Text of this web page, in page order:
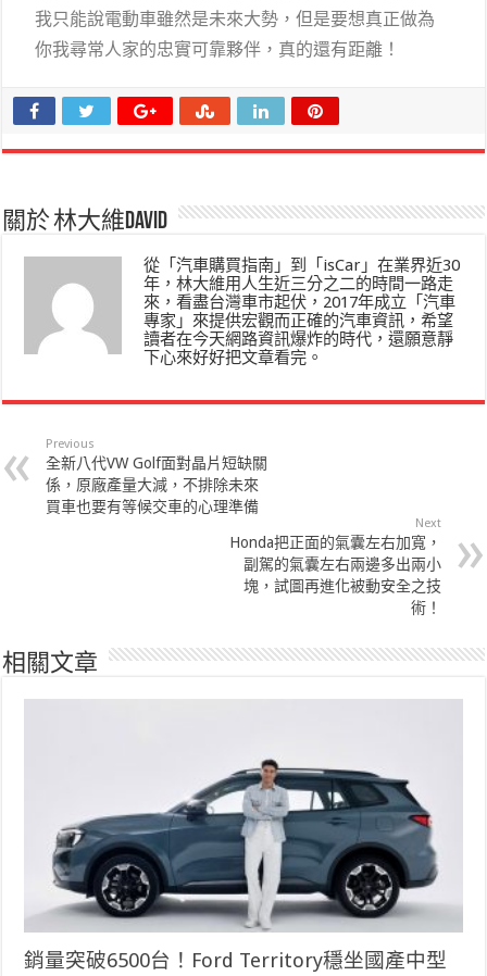
我只能說電動車雖然是未來大勢，但是要想真正做為
你我尋常人家的忠實可靠夥伴，真的還有距離！
關於 林大維David
從「汽車購買指南」到「isCar」在業界近30
年，林大維用人生近三分之二的時間一路走
來，看盡台灣車市起伏，2017年成立「汽車
專家」來提供宏觀而正確的汽車資訊，希望
讀者在今天網路資訊爆炸的時代，還願意靜
下心來好好把文章看完。
Previous
全新八代VW Golf面對晶片短缺關
係，原廠產量大減，不排除未來
買車也要有等候交車的心理準備
Next
Honda把正面的氣囊左右加寬，
副駕的氣囊左右兩邊多出兩小
塊，試圖再進化被動安全之技
術！
相關文章
銷量突破6500台！Ford Territory穩坐國產中型